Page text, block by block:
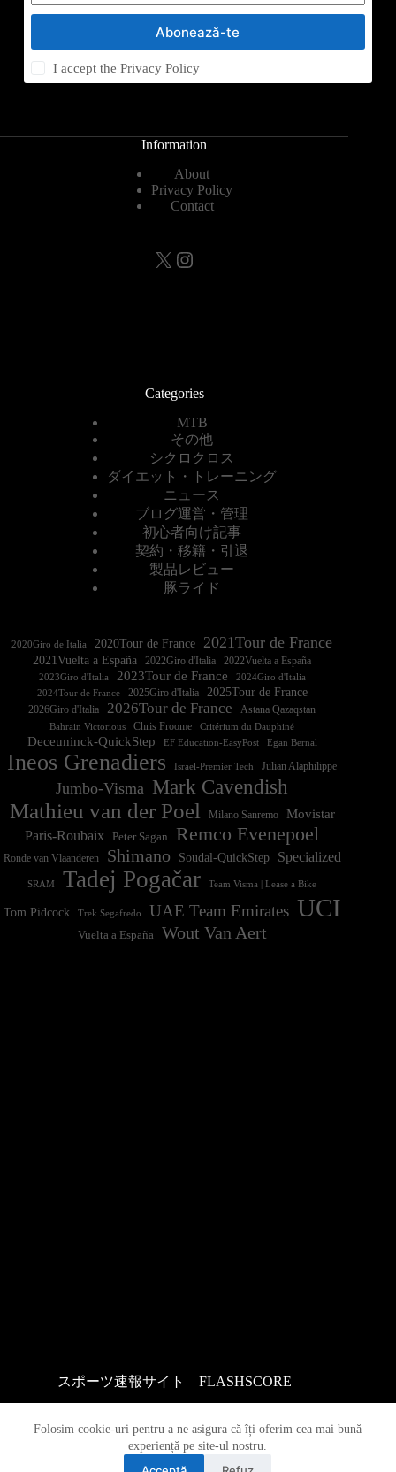
Folosim cookie-uri pentru a ne asigura că îți oferim cea mai bună
experiență pe site-ul nostru.
Abonează-te
I accept thePrivacy Policy
Information
About
Privacy Policy
Contact
X Instagram
Categories
MTB
その他
シクロクロス
ダイエット・トレーニング
ニュース
ブログ運営・管理
初心者向け記事
契約・移籍・引退
製品レビュー
豚ライド
2020Giro de Italia 2020Tour de France 2021Tour de France
2021Vuelta a España 2022Vuelta a España
2023Giro d'Italia 2023Tour de France
2024Giro d'Italia‏
2024Tour de France
2025Giro d'Italia 2025Tour de France
2026Giro d'Italia 2026Tour de France Astana Qazaqstan
Bahrain Victorious Chris Froome Critérium du Dauphiné
Deceuninck-QuickStep EF Education-EasyPost Egan Bernal
Ineos Grenadiers Israel-Premier Tech Julian Alaphilippe
Jumbo-Visma Mark Cavendish
Mathieu van der Poel Milano Sanremo
Movistar
Paris-Roubaix
Peter Sagan Remco Evenepoel
Ronde van Vlaanderen Shimano Soudal-QuickStep Specialized
SRAM Tadej Pogačar Team Visma | Lease a Bike
Tom Pidcock Trek Segafredo UAE Team Emirates UCI
Vuelta a España Wout Van Aert
スポーツ速報サイト FLASHSCORE